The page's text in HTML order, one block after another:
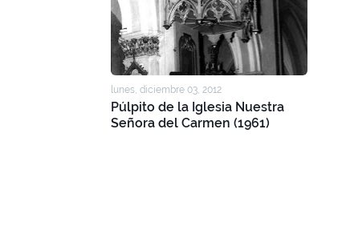
lunes, diciembre 03, 2012
Púlpito de la Iglesia Nuestra
Señora del Carmen (1961)